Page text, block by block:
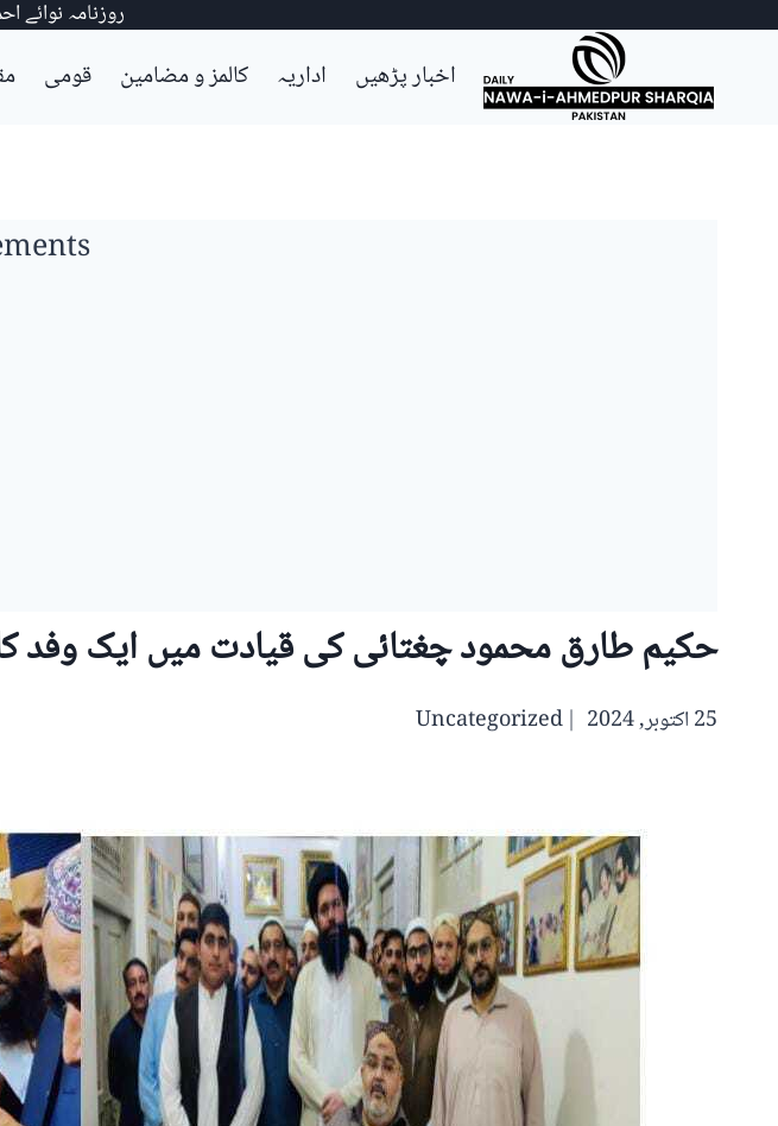
Skip
روزنامہ نوائے
اخبار پڑھیں اداریہ کالمز و مضامین قومی
حکیم طارق محمود چغتائی کی قیادت میں ایک
25 اکتوبر, 2024 Uncategorized